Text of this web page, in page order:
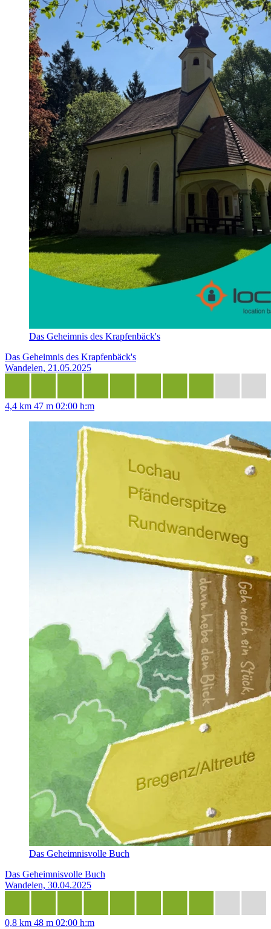
Das Geheimnis des Krapfenbäck's
Das Geheimnis des Krapfenbäck's
Wandelen, 21.05.2025
4,4 km 47 m 02:00 h:m
Das Geheimnisvolle Buch
Das Geheimnisvolle Buch
Wandelen, 30.04.2025
0,8 km 48 m 02:00 h:m